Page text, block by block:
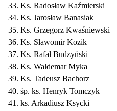
33. Ks. Radosław Kaźmierski
34. Ks. Jarosław Banasiak
35. Ks. Grzegorz Kwaśniewski
36. Ks. Sławomir Kozik
37. Ks. Rafał Budzyński
38. Ks. Waldemar Myka
39. Ks. Tadeusz Bachorz
40. śp. ks. Henryk Tomczyk
41. ks. Arkadiusz Ksycki